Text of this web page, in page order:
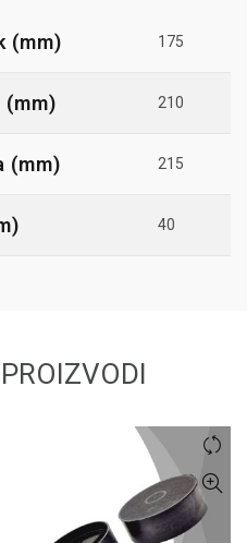
(mm) 175
210
(mm) 215
40